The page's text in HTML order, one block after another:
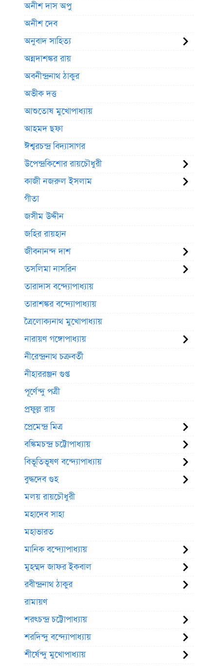
অনীশ দাস অপু
অনীশ দেব
অনুবাদ সাহিত্য
অন্নদাশঙ্কর রায়
অবনীন্দ্রনাথ ঠাকুর
অভীক দত্ত
আশুতোষ মুখোপাধ্যায়
আহমদ ছফা
ঈশ্বরচন্দ্র বিদ্যাসাগর
উপেন্দ্রকিশোর রায়চৌধুরী
কাজী নজরুল ইসলাম
গীতা
জসীম উদ্দীন
জহির রায়হান
জীবনানন্দ দাশ
তসলিমা নাসরিন
তারাদাস বন্দ্যোপাধ্যায়
তারাশঙ্কর বন্দ্যোপাধ্যায়
ত্রৈলোক্যনাথ মুখোপাধ্যায়
নারায়ণ গঙ্গোপাধ্যায়
নীরেন্দ্রনাথ চক্রবর্তী
নীহাররঞ্জন গুপ্ত
পূর্ণেন্দু পত্রী
প্রফুল্ল রায়
প্রেমেন্দ্র মিত্র
বঙ্কিমচন্দ্র চট্টোপাধ্যায়
বিভূতিভূষণ বন্দ্যোপাধ্যায়
বুদ্ধদেব গুহ
মলয় রায়চৌধুরী
মহাদেব সাহা
মহাভারত
মানিক বন্দ্যোপাধ্যায়
মুহম্মদ জাফর ইকবাল
রবীন্দ্রনাথ ঠাকুর
রামায়ণ
শরৎচন্দ্র চট্টোপাধ্যায়
শরদিন্দু বন্দ্যোপাধ্যায়
শীর্ষেন্দু মুখোপাধ্যায়